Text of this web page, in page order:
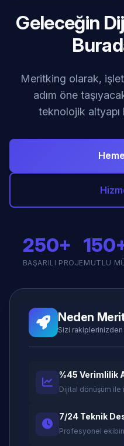
Geleceğin
Meritking olarak,
adım öne
teknolojik altyapı
250+
BAŞARILI PROJE MUTLU
Neden
Sizi rakiplerinizden
%45 Verimlilik
Dijital dönüşüm
7/24 Teknik
Profesyonel